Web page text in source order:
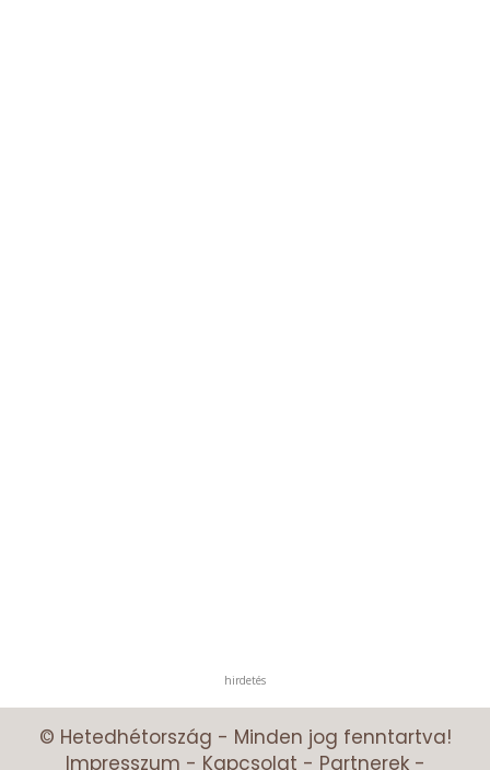
hirdetés
© Hetedhétország - Minden jog fenntartva!
Impresszum - Kapcsolat - Partnerek-